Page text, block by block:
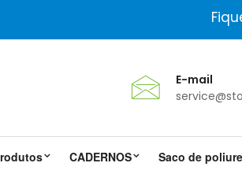
E-mail
CADERNOS Saco de